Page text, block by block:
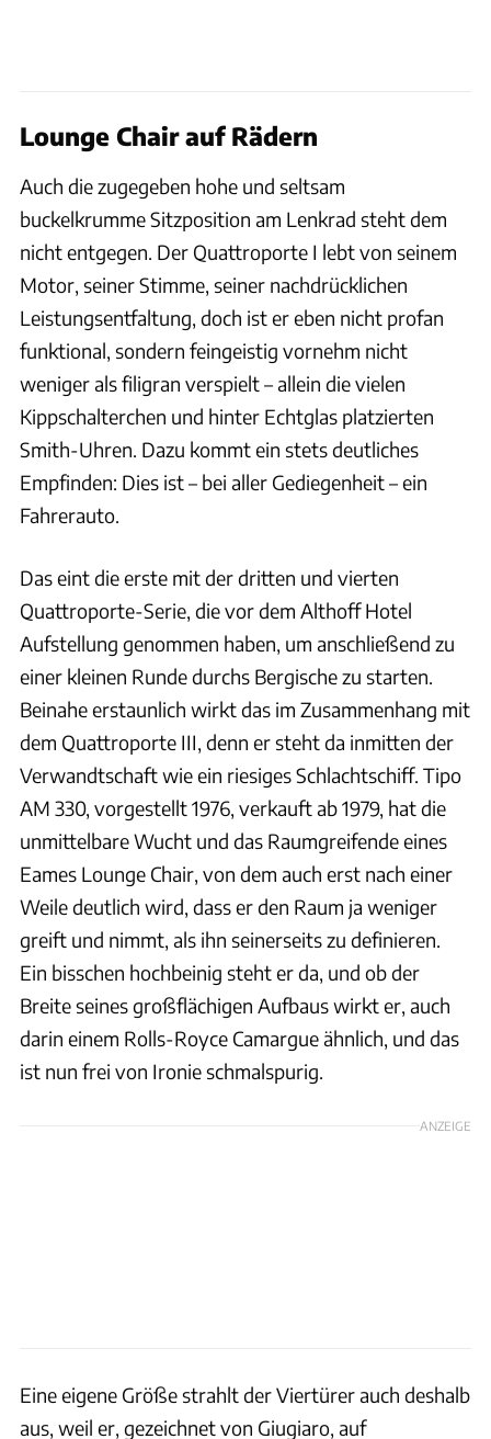
Lounge Chair auf Rädern
Auch die zugegeben hohe und seltsam
buckelkrumme Sitzposition am Lenkrad steht dem
nicht entgegen. Der Quattroporte I lebt von seinem
Motor, seiner Stimme, seiner nachdrücklichen
Leistungsentfaltung, doch ist er eben nicht profan
funktional, sondern feingeistig vornehm nicht
weniger als filigran verspielt – allein die vielen
Kippschalterchen und hinter Echtglas platzierten
Smith-Uhren. Dazu kommt ein stets deutliches
Empfinden: Dies ist – bei aller Gediegenheit – ein
Fahrerauto.
Das eint die erste mit der dritten und vierten
Quattroporte-Serie, die vor dem Althoff Hotel
Aufstellung genommen haben, um anschließend zu
einer kleinen Runde durchs Bergische zu starten.
Beinahe erstaunlich wirkt das im Zusammenhang mit
dem Quattroporte III, denn er steht da inmitten der
Verwandtschaft wie ein riesiges Schlachtschiff. Tipo
AM 330, vorgestellt 1976, verkauft ab 1979, hat die
unmittelbare Wucht und das Raumgreifende eines
Eames Lounge Chair, von dem auch erst nach einer
Weile deutlich wird, dass er den Raum ja weniger
greift und nimmt, als ihn seinerseits zu definieren.
Ein bisschen hochbeinig steht er da, und ob der
Breite seines großflächigen Aufbaus wirkt er, auch
darin einem Rolls-Royce Camargue ähnlich, und das
ist nun frei von Ironie schmalspurig.
ANZEIGE
Eine eigene Größe strahlt der Viertürer auch deshalb
aus, weil er, gezeichnet von Giugiaro, auf